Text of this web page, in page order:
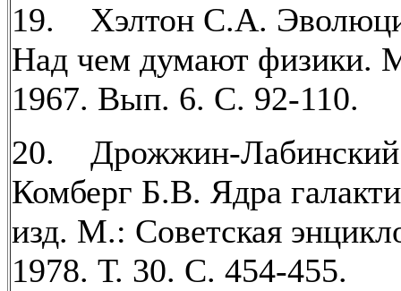
19. Хэлтон С.А.
Над чем думают физики.
1967. Вып. 6. С. 92-110.
20. Дрожжин-
Комберг Б.В. Ядра
изд. М.: Советская
1978. Т. 30. С. 454-455.